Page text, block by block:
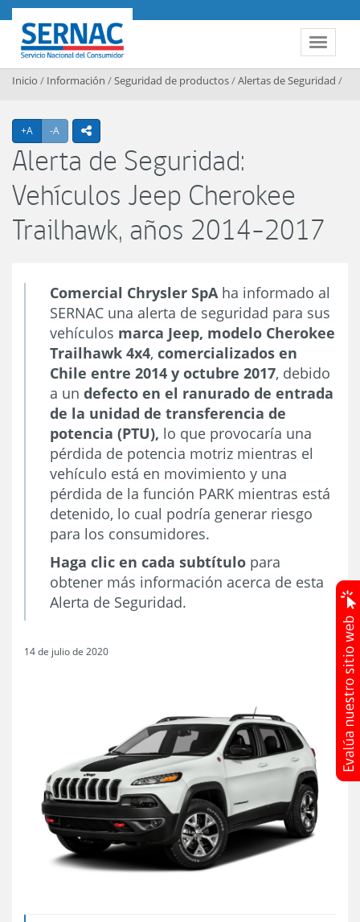
Contenido principal
Toggle
SERNAC
Inicio / Información /Seguridad de productos/Alertas de Seguridad /
+A Agrandar texto
-A Achicar textoicono compartir
Alerta de Seguridad:
Vehículos Jeep Cherokee
Trailhawk, años 2014-2017
Comercial Chrysler SpA ha informado al
SERNAC una alerta de seguridad para sus
vehículos marca Jeep, modelo Cherokee
Trailhawk 4x4, comercializados en
Chile entre 2014 y octubre 2017, debido
a un defecto en el ranurado de entrada
de la unidad de transferencia de
potencia (PTU), lo que provocaría una
pérdida de potencia motriz mientras el
vehículo está en movimiento y una
pérdida de la función PARK mientras está
detenido, lo cual podría generar riesgo
para los consumidores.
Haga clic en cada subtítulo para
obtener más información acerca de esta
Alerta de Seguridad.
14 de julio de 2020